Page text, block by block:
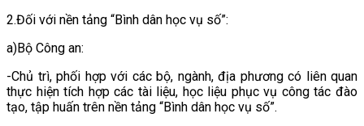
2.Đối với nền tảng “Bình dân học vụ số”:
a)Bộ Công an:
-Chủ trì, phối hợp với các bộ, ngành, địa phương có liên quan
thực hiện tích hợp các tài liệu, học liệu phục vụ công tác đào
tạo, tập huấn trên nền tảng “Bình dân học vụ số”.